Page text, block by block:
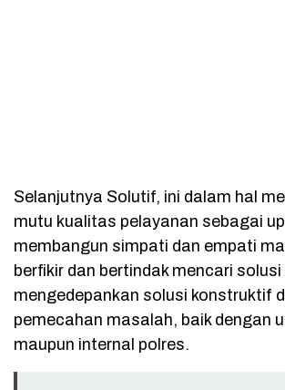
Selanjutnya Solutif, ini dalam hal
mutu kualitas pelayanan sebagai
membangun simpati dan empati
berfikir dan bertindak mencari
mengedepankan solusi konstruktif
pemecahan masalah, baik dengan
maupun internal polres.